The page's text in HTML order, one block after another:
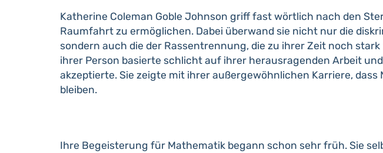
Katherine Coleman Goble Johnson griff fast wörtlich nach den
Raumfahrt zu ermöglichen. Dabei überwand sie nicht nur die
sondern auch die der Rassentrennung, die zu ihrer Zeit noch
ihrer Person basierte schlicht auf ihrer herausragenden Arbeit
akzeptierte. Sie zeigte mit ihrer außergewöhnlichen Karriere,
bleiben.
Ihre Begeisterung für Mathematik begann schon sehr früh. Sie